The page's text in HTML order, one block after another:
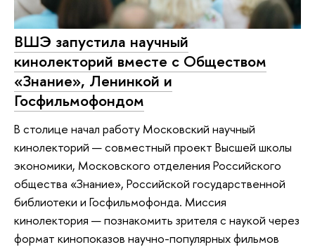
ВШЭ запустила научный
кинолекторий вместе с Обществом
«Знание», Ленинкой и
Госфильмофондом
В столице начал работу Московский научный
кинолекторий — совместный проект Высшей школы
экономики, Московского отделения Российского
общества «Знание», Российской государственной
библиотеки и Госфильмофонда. Миссия
кинолектория — познакомить зрителя с наукой через
формат кинопоказов научно-популярных фильмов